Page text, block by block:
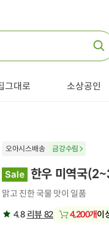
그대로 소상공인
오아시스배송 금강수림
한우 미역국
맑고 진한 국물 맛이 일품
4.8 리뷰 82 4,200개이